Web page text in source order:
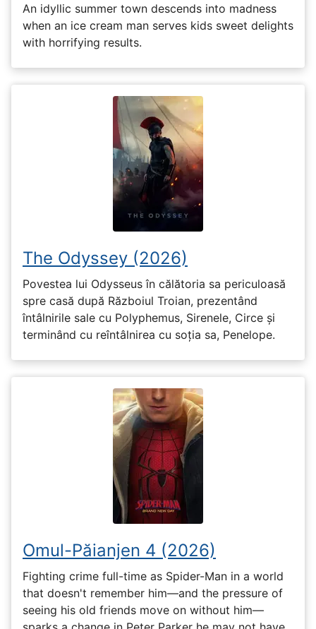
An idyllic summer town descends into madness
when an ice cream man serves kids sweet delights
with horrifying results.
The Odyssey (2026)
Povestea lui Odysseus în călătoria sa periculoasă
spre casă după Războiul Troian, prezentând
întâlnirile sale cu Polyphemus, Sirenele, Circe și
terminând cu reîntâlnirea cu soția sa, Penelope.
Omul-Păianjen 4 (2026)
Fighting crime full-time as Spider-Man in a world
that doesn't remember him—and the pressure of
seeing his old friends move on without him—